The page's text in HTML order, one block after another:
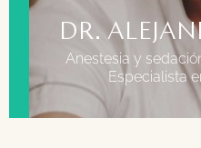
DR.
Anestesia y
Especialista